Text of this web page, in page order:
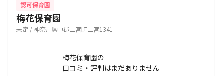
認可保育園
梅花保育園
未定 / 神奈川県中郡二宮町二宮1341
梅花保育園の
口コミ・評判はまだありません